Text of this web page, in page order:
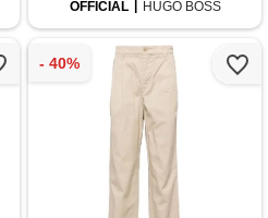
OFFICIAL
HUGO BOSS